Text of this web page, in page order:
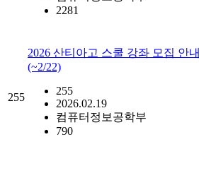
2281
255
2026 산티아고 스쿨 강좌 모집 안내
(~2/22)
255
2026.02.19
컴퓨터정보공학부
790